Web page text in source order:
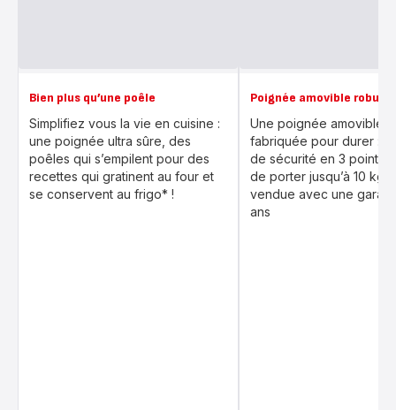
Bien plus qu’une poêle
Simplifiez vous la vie en cuisine :
une poignée ultra sûre, des
poêles qui s’empilent pour des
recettes qui gratinent au four et
se conservent au frigo* !
Poignée amovible
Une poignée amovible
fabriquée pour durer :
de sécurité en 3 points,
de porter jusqu’à 10 kg,
vendue avec une
ans